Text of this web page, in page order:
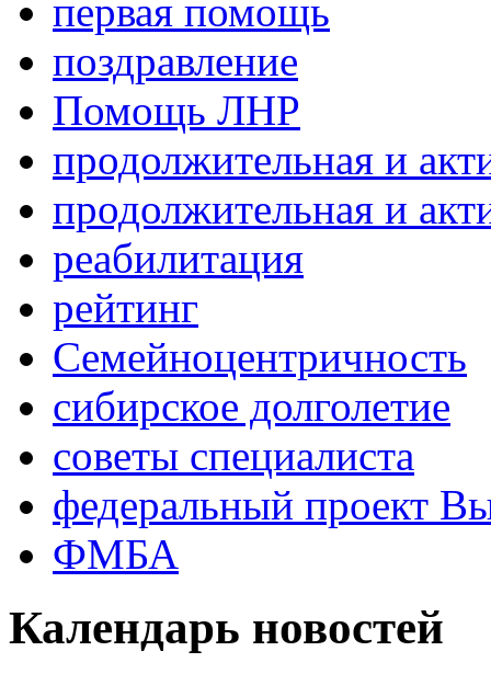
первая помощь
поздравление
Помощь ЛНР
продолжительная и
продолжительная и
реабилитация
рейтинг
Семейноцентричность
сибирское долголетие
советы специалиста
федеральный проект
ФМБА
Календарь новостей